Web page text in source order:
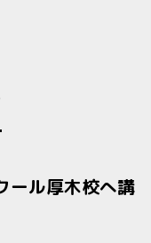
ール厚木校へ講